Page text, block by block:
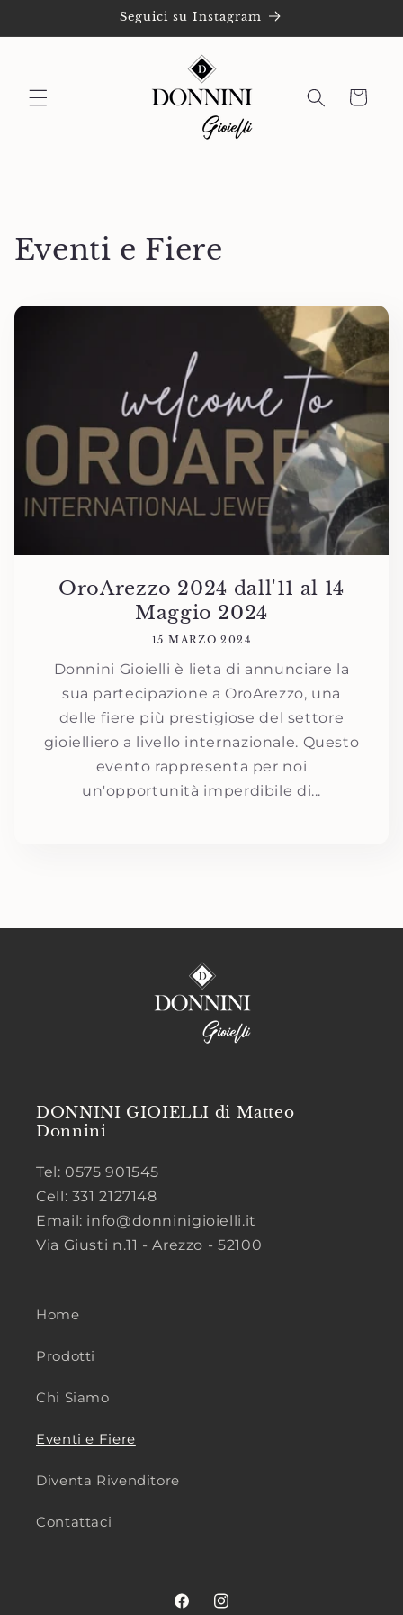
ai contenuti
Seguici su Instagram
Carrello
Eventi e Fiere
OroArezzo 2024 dall'11 al 14
Maggio 2024
15 MARZO 2024
Donnini Gioielli è lieta di annunciare la
sua partecipazione a OroArezzo, una
delle fiere più prestigiose del settore
gioielliero a livello internazionale. Questo
evento rappresenta per noi
un'opportunità imperdibile di...
DONNINI GIOIELLI di Matteo
Donnini
Tel: 0575 901545
Cell: 331 2127148
Email: info@donninigioielli.it
Via Giusti n.11 - Arezzo - 52100
Home
Prodotti
Chi Siamo
Eventi e Fiere
Diventa Rivenditore
Contattaci
FacebookInstagram